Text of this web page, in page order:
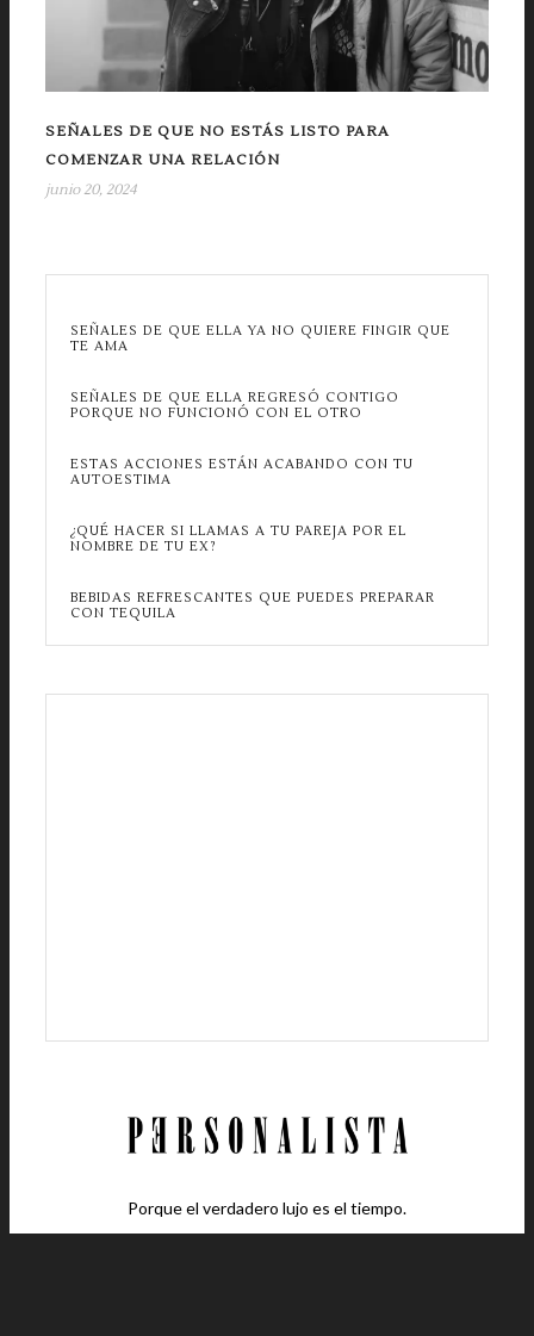
SEÑALES DE QUE NO ESTÁS LISTO PARA
COMENZAR UNA RELACIÓN
junio 20, 2024
SEÑALES DE QUE ELLA YA NO QUIERE FINGIR QUE
TE AMA
SEÑALES DE QUE ELLA REGRESÓ CONTIGO
PORQUE NO FUNCIONÓ CON EL OTRO
ESTAS ACCIONES ESTÁN ACABANDO CON TU
AUTOESTIMA
¿QUÉ HACER SI LLAMAS A TU PAREJA POR EL
NOMBRE DE TU EX?
BEBIDAS REFRESCANTES QUE PUEDES PREPARAR
CON TEQUILA
Porque el verdadero lujo es el tiempo.